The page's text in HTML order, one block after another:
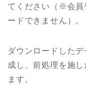
てください（※会員
ードできません）。
ダウンロードした
成し、前処理を施
ます。